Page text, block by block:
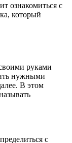
ознакомиться с
который
руками
нужными
В этом
с